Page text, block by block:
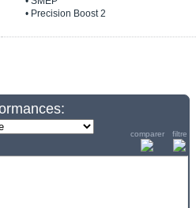
• Precision Boost 2
comparer filtre